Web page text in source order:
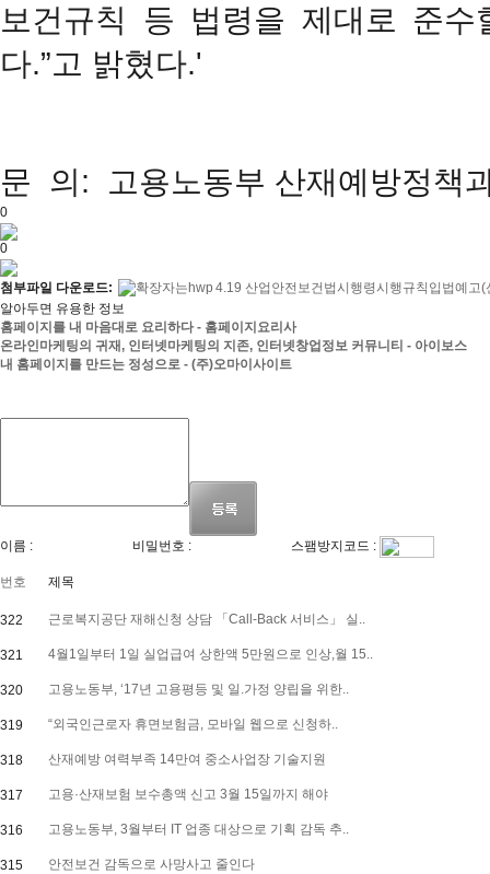
보건규칙 등 법령을 제대로 준
다.”고 밝혔다.'
문 의: 고용노동부 산재예방정책
0
0
첨부파일 다운로드:
4.19 산업안전보건법시행령시행규칙입법예고
알아두면 유용한 정보
홈페이지를 내 마음대로 요리하다 - 홈페이지요리사
온라인마케팅의 귀재, 인터넷마케팅의 지존, 인터넷창업정보 커뮤니티 - 아이보스
내 홈페이지를 만드는 정성으로 - (주)오마이사이트
이름 : 비밀번호 : 스팸방지코드 :
번호 제목
322 근로복지공단 재해신청 상담 「Call-Back 서비스」 실..
321 4월1일부터 1일 실업급여 상한액 5만원으로 인상,월 15..
320 고용노동부, ‘17년 고용평등 및 일.가정 양립을 위한..
319 “외국인근로자 휴면보험금, 모바일 웹으로 신청하..
318 산재예방 여력부족 14만여 중소사업장 기술지원
317 고용·산재보험 보수총액 신고 3월 15일까지 해야
316 고용노동부, 3월부터 IT 업종 대상으로 기획 감독 추..
315 안전보건 감독으로 사망사고 줄인다